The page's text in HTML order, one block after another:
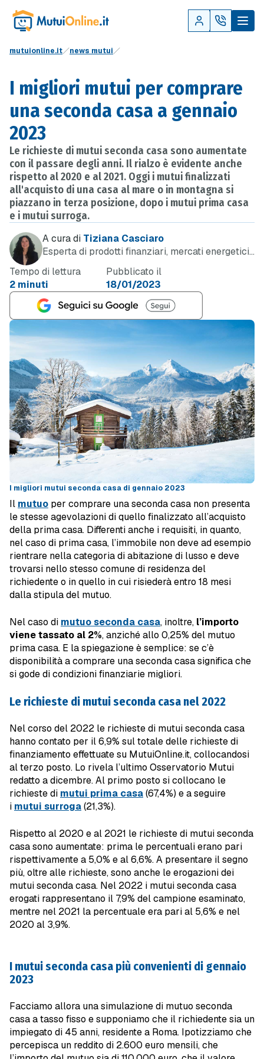
mutuionline.it news mutui
I migliori mutui per comprare
una seconda casa a gennaio
2023
Le richieste di mutui seconda casa sono aumentate
con il passare degli anni. Il rialzo è evidente anche
rispetto al 2020 e al 2021. Oggi i mutui finalizzati
all'acquisto di una casa al mare o in montagna si
piazzano in terza posizione, dopo i mutui prima casa
e i mutui surroga.
A cura di Tiziana Casciaro
Esperta di prodotti finanziari, mercati energetici
Tempo di lettura
2 minuti
Pubblicato il
18/01/2023
I migliori mutui seconda casa di gennaio 2023
Il mutuo per comprare una seconda casa non presenta
le stesse agevolazioni di quello finalizzato all’acquisto
della prima casa. Differenti anche i requisiti, in quanto,
nel caso di prima casa, l’immobile non deve ad esempio
rientrare nella categoria di abitazione di lusso e deve
trovarsi nello stesso comune di residenza del
richiedente o in quello in cui risiederà entro 18 mesi
dalla stipula del mutuo.
Nel caso di mutuo seconda casa, inoltre, l’importo
viene tassato al 2%, anziché allo 0,25% del mutuo
prima casa. E la spiegazione è semplice: se c’è
disponibilità a comprare una seconda casa significa che
si gode di condizioni finanziarie migliori.
Le richieste di mutui seconda casa nel 2022
Nel corso del 2022 le richieste di mutui seconda casa
hanno contato per il 6,9% sul totale delle richieste di
finanziamento effettuate su MutuiOnline.it, collocandosi
al terzo posto. Lo rivela l’ultimo Osservatorio Mutui
redatto a dicembre. Al primo posto si collocano le
richieste di mutui prima casa(67,4%) e a seguire
i mutui surroga(21,3%).
Rispetto al 2020 e al 2021 le richieste di mutui seconda
casa sono aumentate: prima le percentuali erano pari
rispettivamente a 5,0% e al 6,6%. A presentare il segno
più, oltre alle richieste, sono anche le erogazioni dei
mutui seconda casa. Nel 2022 i mutui seconda casa
erogati rappresentano il 7,9% del campione esaminato,
mentre nel 2021 la percentuale era pari al 5,6% e nel
2020 al 3,9%.
I mutui seconda casa più convenienti di gennaio
2023
Facciamo allora una simulazione di mutuo seconda
casa a tasso fisso e supponiamo che il richiedente sia un
impiegato di 45 anni, residente a Roma. Ipotizziamo che
percepisca un reddito di 2.600 euro mensili, che